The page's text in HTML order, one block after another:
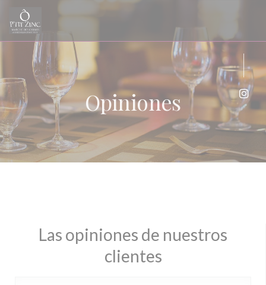
Personalización de sus opciones de cookies
Opiniones
Las opiniones de nuestros
clientes